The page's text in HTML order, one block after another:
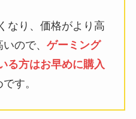
なり、価格がより高
ので、 ゲーミング
る方はお早めに購入
す。